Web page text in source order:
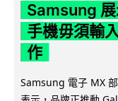
Samsung
手機毋須輸
作
Samsung 電子 MX